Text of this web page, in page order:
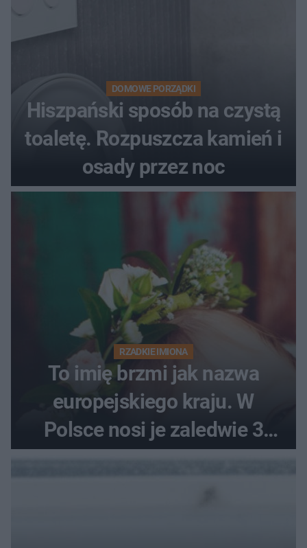
DOMOWE PORZĄDKI
Hiszpański sposób na czystą
toaletę. Rozpuszcza kamień i
osady przez noc
RZADKIE IMIONA
To imię brzmi jak nazwa
europejskiego kraju. W
Polsce nosi je zaledwie 3